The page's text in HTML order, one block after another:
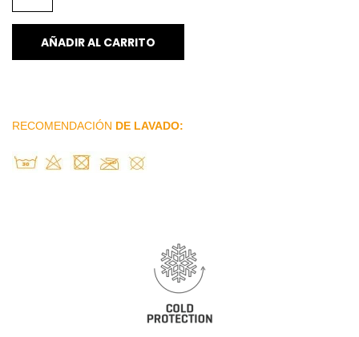
AÑADIR AL CARRITO
RECOMENDACIÓN DE LAVADO: